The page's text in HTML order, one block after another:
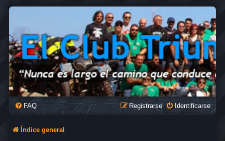
FAQ Identificarse
Registrarse
Índice general